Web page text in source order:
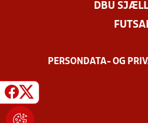
DBU
PERSONDATA- OG